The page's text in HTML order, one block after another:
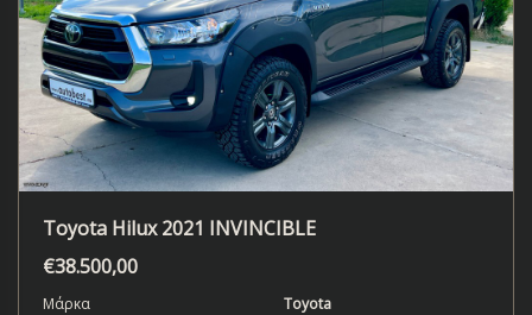
Toyota Hilux 2021 INVINCIBLE
€38.500,00
Μάρκα
Toyota